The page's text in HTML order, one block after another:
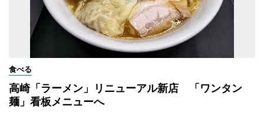
食べる
高崎「ラーメン」リニューアル新店 「ワンタン
麺」看板メニューへ